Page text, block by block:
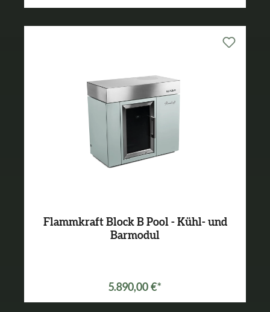
Flammkraft Block B Pool - Kühl- und
Barmodul
5.890,00 €*